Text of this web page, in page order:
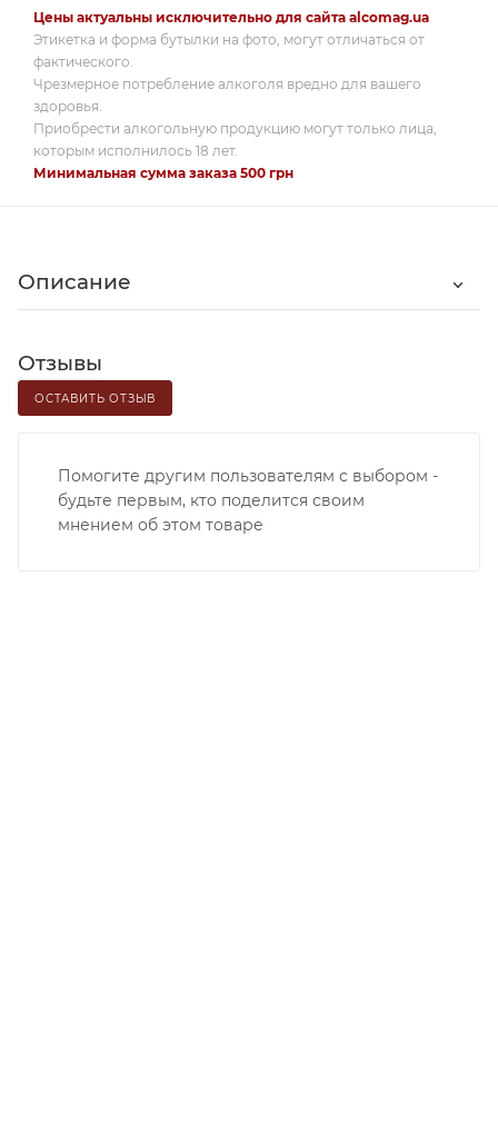
Цены актуальны исключительно для сайта alcomag.ua
Этикетка и форма бутылки на фото, могут отличаться от
фактического.
Чрезмерное потребление алкоголя вредно для вашего
здоровья.
Приобрести алкогольную продукцию могут только лица,
которым исполнилось 18 лет.
Минимальная сумма заказа 500 грн
Описание
Отзывы
ОСТАВИТЬ ОТЗЫВ
Помогите другим пользователям с выбором -
будьте первым, кто поделится своим
мнением об этом товаре